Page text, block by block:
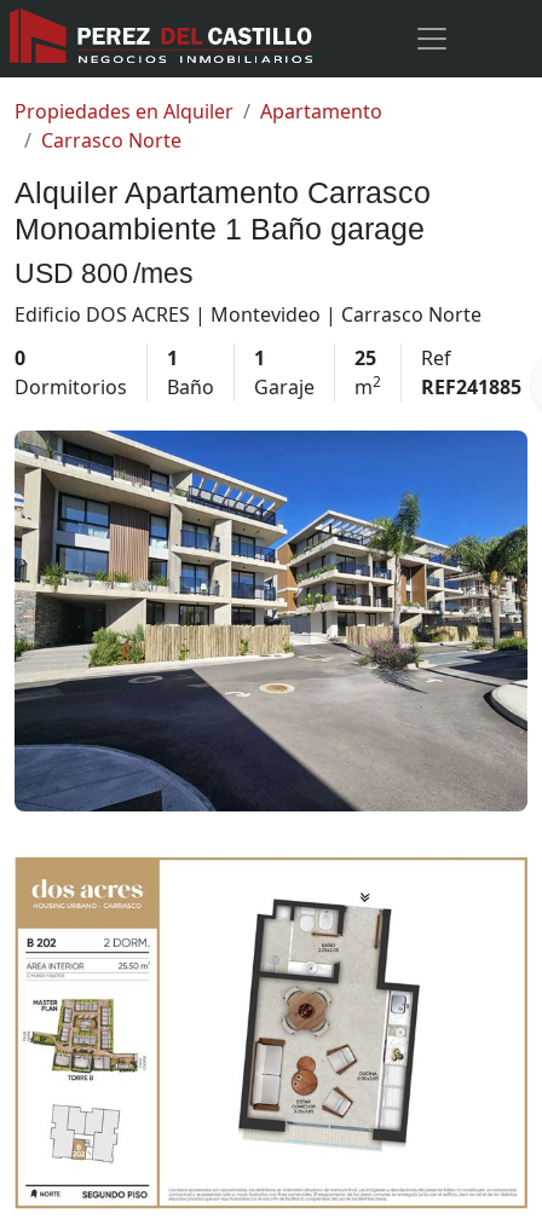
Propiedades en Alquiler
Apartamento
Carrasco Norte
Alquiler Apartamento Carrasco
Monoambiente 1 Baño garage
USD 800/mes
Edificio DOS ACRES | Montevideo | Carrasco Norte
0
Dormitorios
1
Baño
1
Garaje
25
m2
Ref
REF241885